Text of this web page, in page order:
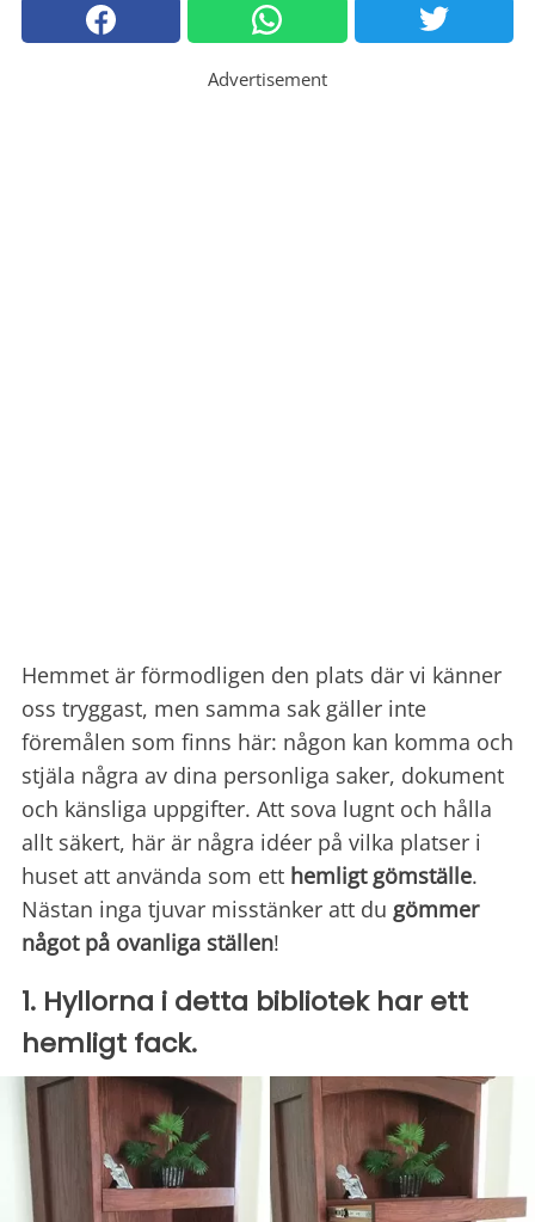
Advertisement
Hemmet är förmodligen den plats där vi känner
oss tryggast, men samma sak gäller inte
föremålen som finns här: någon kan komma och
stjäla några av dina personliga saker, dokument
och känsliga uppgifter. Att sova lugnt och hålla
allt säkert, här är några idéer på vilka platser i
huset att använda som ett hemligt gömställe.
Nästan inga tjuvar misstänker att du gömmer
något på ovanliga ställen!
1. Hyllorna i detta bibliotek har ett
hemligt fack.